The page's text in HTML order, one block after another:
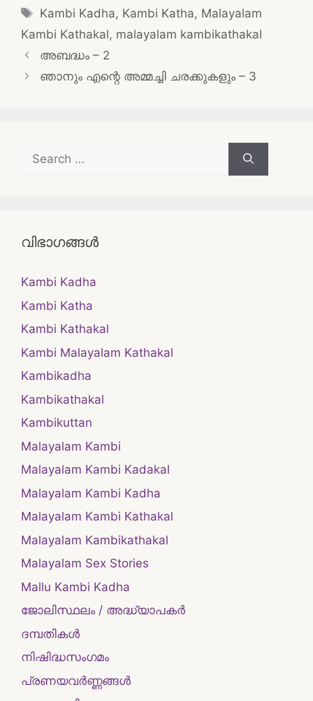
Tags
Kambi Kadha, Kambi Katha, Malayalam
Kambi Kathakal, malayalam kambikathakal
Post
navigation
അബദ്ധം – 2
ഞാനും എന്റെ അമ്മച്ചി ചരക്കുകളും – 3
Search
for:
വിഭാഗങ്ങൾ
Kambi Kadha
Kambi Katha
Kambi Kathakal
Kambi Malayalam Kathakal
Kambikadha
Kambikathakal
Kambikuttan
Malayalam Kambi
Malayalam Kambi Kadakal
Malayalam Kambi Kadha
Malayalam Kambi Kathakal
Malayalam Kambikathakal
Malayalam Sex Stories
Mallu Kambi Kadha
ജോലിസ്ഥലം / അദ്ധ്യാപകർ
ദമ്പതികള്‍
നിഷിദ്ധസംഗമം
പ്രണയവർണ്ണങ്ങൾ